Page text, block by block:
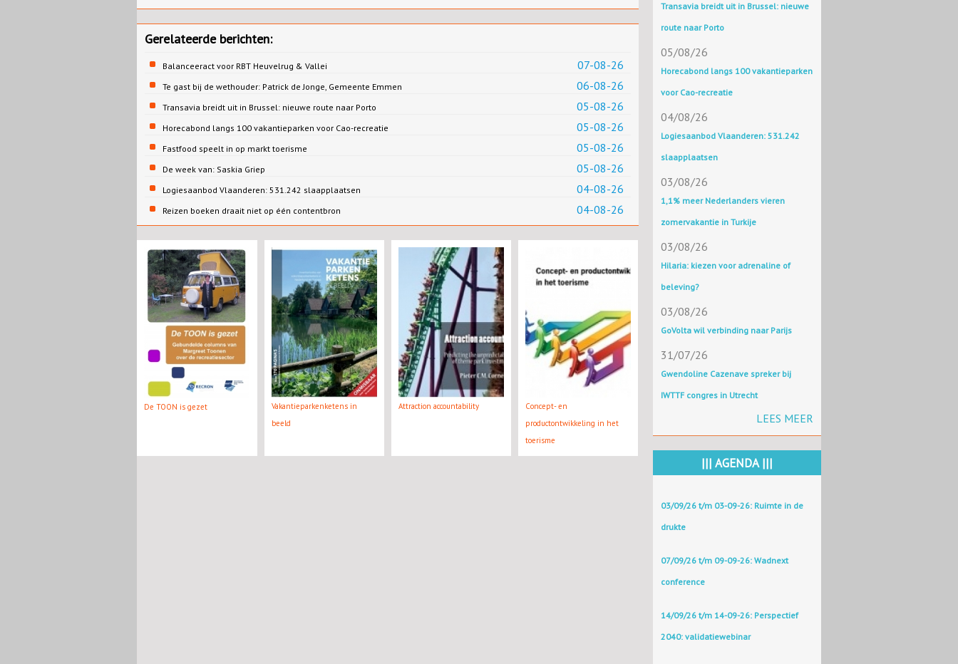
Gerelateerde berichten:
07-08-26
Balanceeract voor RBT Heuvelrug & Vallei
06-08-26
Te gast bij de wethouder: Patrick de Jonge, Gemeente Emmen
05-08-26
Transavia breidt uit in Brussel: nieuwe route naar Porto
05-08-26
Horecabond langs 100 vakantieparken voor Cao-recreatie
05-08-26
Fastfood speelt in op markt toerisme
05-08-26
De week van: Saskia Griep
04-08-26
Logiesaanbod Vlaanderen: 531.242 slaapplaatsen
04-08-26
Reizen boeken draait niet op één contentbron
De TOON is gezet
Vakantieparkenketens in
beeld
Attraction accountability
Concept- en
productontwikkeling in het
toerisme
Transavia breidt uit in Brussel: nieuwe
route naar Porto
05/08/26
Horecabond langs 100 vakantieparken
voor Cao-recreatie
04/08/26
Logiesaanbod Vlaanderen: 531.242
slaapplaatsen
03/08/26
1,1% meer Nederlanders vieren
zomervakantie in Turkije
03/08/26
Hilaria: kiezen voor adrenaline of
beleving?
03/08/26
GoVolta wil verbinding naar Parijs
31/07/26
Gwendoline Cazenave spreker bij
IWTTF congres in Utrecht
LEES MEER
||| AGENDA |||
03/09/26 t/m 03-09-26: Ruimte in de
drukte
07/09/26 t/m 09-09-26: Wadnext
conference
14/09/26 t/m 14-09-26: Perspectief
2040: validatiewebinar